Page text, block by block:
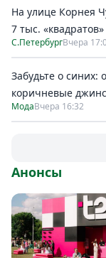
На улице Корнея
7 тыс.
С.ПетербургВчера
Забудьте о синих:
коричневые
МодаВчера 16:32
Анонсы